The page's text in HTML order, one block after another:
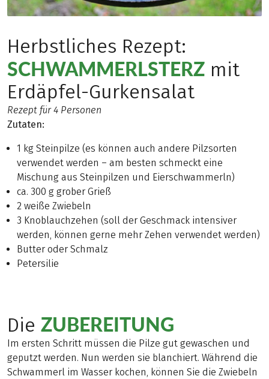
Herbstliches Rezept:
SCHWAMMERLSTERZ mit
Erdäpfel-Gurkensalat
Rezept für 4 Personen
Zutaten:
1 kg Steinpilze (es können auch andere Pilzsorten
verwendet werden – am besten schmeckt eine
Mischung aus Steinpilzen und Eierschwammerln)
ca. 300 g grober Grieß
2 weiße Zwiebeln
3 Knoblauchzehen (soll der Geschmack intensiver
werden, können gerne mehr Zehen verwendet werden)
Butter oder Schmalz
Petersilie
Die ZUBEREITUNG
Im ersten Schritt müssen die Pilze gut gewaschen und
geputzt werden. Nun werden sie blanchiert. Während die
Schwammerl im Wasser kochen, können Sie die Zwiebeln